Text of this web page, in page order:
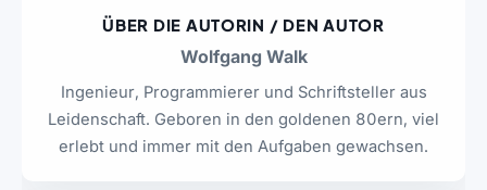
ÜBER DIE AUTORIN / DEN AUTOR
Wolfgang Walk
Ingenieur, Programmierer und Schriftsteller aus
Leidenschaft. Geboren in den goldenen 80ern, viel
erlebt und immer mit den Aufgaben gewachsen.